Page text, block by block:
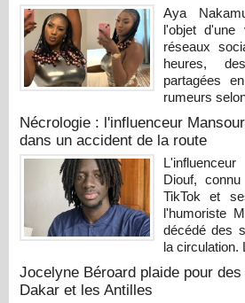
Aya
l'objet d'une
réseaux
heures,
partagées
rumeurs
Nécrologie : l'influenceur
dans un accident de la route
Diouf,
TikTok et
l'humoriste
décédé des
la circulation.
Jocelyne Béroard plaide pour
Dakar et les Antilles